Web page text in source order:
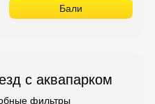
Шарм Эль Шейх